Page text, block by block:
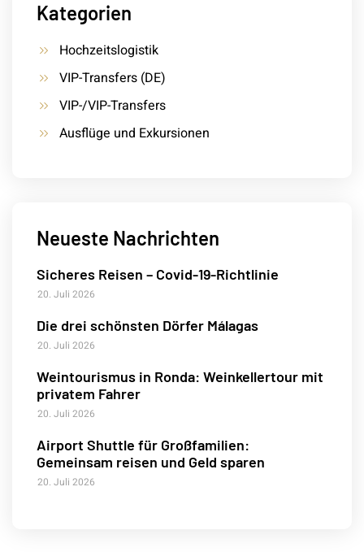
Kategorien
Hochzeitslogistik
VIP-Transfers (DE)
VIP-/VIP-Transfers
Ausflüge und Exkursionen
Neueste Nachrichten
Sicheres Reisen – Covid-19-Richtlinie
20. Juli 2026
Die drei schönsten Dörfer Málagas
20. Juli 2026
Weintourismus in Ronda: Weinkellertour mit
privatem Fahrer
20. Juli 2026
Airport Shuttle für Großfamilien:
Gemeinsam reisen und Geld sparen
20. Juli 2026